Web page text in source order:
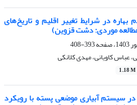
در شرایط تغییر اقلیم و تاریخ‌های
393-408
عباس کاویانی، مهدی کلانکی
1.18 M
سیستم‌ آبیاری موضعی پسته با رویکرد